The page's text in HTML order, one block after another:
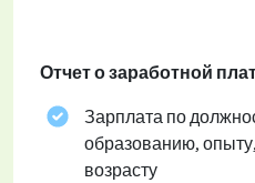
Отчет о заработной
Зарплата по
образованию,
возрасту